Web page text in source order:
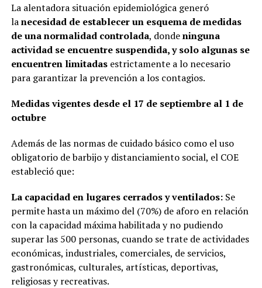
La alentadora situación epidemiológica generó
lanecesidad de establecer un esquema de medidas
de una normalidad controlada, dondeninguna
actividad se encuentre suspendida, y solo algunas se
encuentren limitadas estrictamente a lo necesario
para garantizar la prevención a los contagios.
Medidas vigentes desde el 17 de septiembre al 1 de
octubre
Además de las normas de cuidado básico como el uso
obligatorio de barbijo y distanciamiento social, el COE
estableció que:
La capacidad en lugares cerrados y ventilados:Se
permite hasta un máximo del (70%) de aforo en relación
con la capacidad máxima habilitada y no pudiendo
superar las 500 personas, cuando se trate de actividades
económicas, industriales, comerciales, de servicios,
gastronómicas, culturales, artísticas, deportivas,
religiosas y recreativas.